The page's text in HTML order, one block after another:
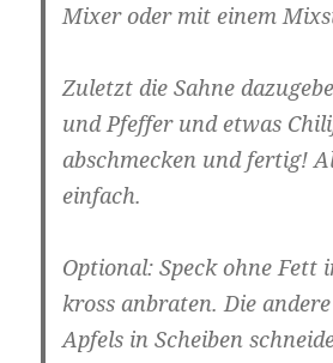
Mixer oder mit einem
Zuletzt die Sahne
und Pfeffer und etwas
abschmecken und fertig!
einfach.
Optional: Speck ohne Fett
kross anbraten. Die
Apfels in Scheiben